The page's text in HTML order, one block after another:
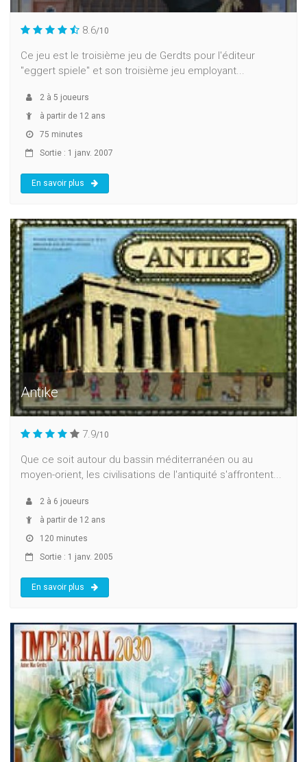
8.6/10
Ce jeu est le troisième jeu de Gerdts pour l'éditeur
"eggert spiele" et son troisième jeu employant...
2 à 5 joueurs
à partir de 12 ans
75 minutes
Sortie : 1 janv. 2007
En savoir plus
Antike
7.9/10
Que ce soit autour du bassin méditerranéen ou au
moyen-orient, les civilisations de l'antiquité s'affrontent...
2 à 6 joueurs
à partir de 12 ans
120 minutes
Sortie : 1 janv. 2005
En savoir plus